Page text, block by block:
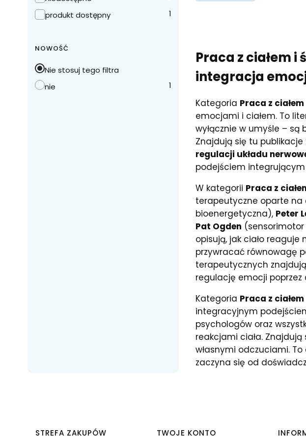
produkt dostępny
1
NOWOŚĆ
Nie stosuj tego filtra
nie
1
Praca z ciałem
integracja
Kategoria Praca z
emocjami i ciałem. To
wyłącznie w umyśle –
Znajdują się tu publikacje
regulacji układu
podejściem
W kategorii Praca z
terapeutyczne oparte na
bioenergetyczna), Peter
Pat Ogden
opisują, jak ciało
przywracać równowagę
terapeutycznych
regulację emocji poprzez
Kategoria Praca z
integracyjnym
psychologów oraz
reakcjami ciała.
własnymi odczuciami. To
zaczyna się od
Linki w stopce
STREFA ZAKUPÓW TWOJE KONTO